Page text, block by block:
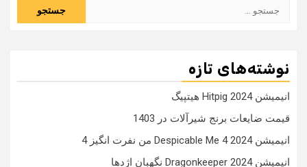
نوشته‌های تازه
انیمیشن Hitpig 2024 هیتپیگ
قیمت ضایعات برنج شیرآلات در 1403
انیمیشن Despicable Me 4 2024 من نفرت انگیز 4
انیمیشن Dragonkeeper 2024 نگهبان اژدها